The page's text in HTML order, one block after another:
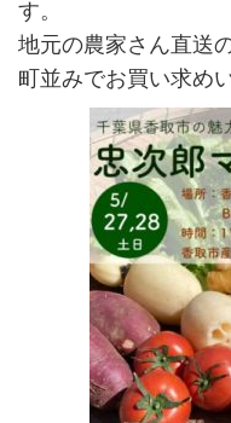
す。
地元の農家さん直送
町並みでお買い求め